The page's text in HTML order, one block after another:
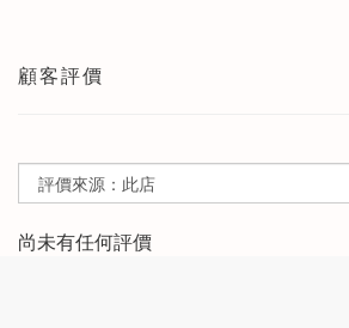
顧客評價
尚未有任何評價